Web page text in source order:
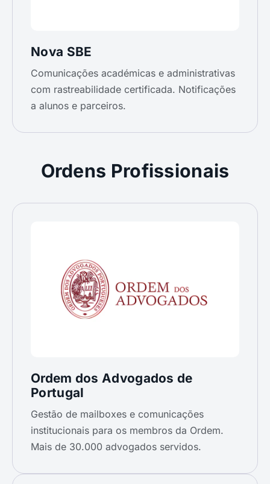
Nova SBE
Comunicações académicas e administrativas
com rastreabilidade certificada. Notificações
a alunos e parceiros.
Ordens Profissionais
Ordem dos Advogados de
Portugal
Gestão de mailboxes e comunicações
institucionais para os membros da Ordem.
Mais de 30.000 advogados servidos.